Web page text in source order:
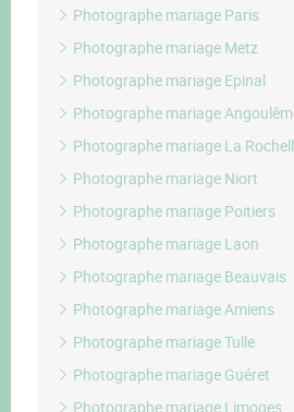
Photographe mariage Paris
Photographe mariage Metz
Photographe mariage Epinal
Photographe mariage
Photographe mariage La
Photographe mariage Niort
Photographe mariage Poitiers
Photographe mariage Laon
Photographe mariage Beauvais
Photographe mariage Amiens
Photographe mariage Tulle
Photographe mariage Guéret
Photographe mariage Limoges